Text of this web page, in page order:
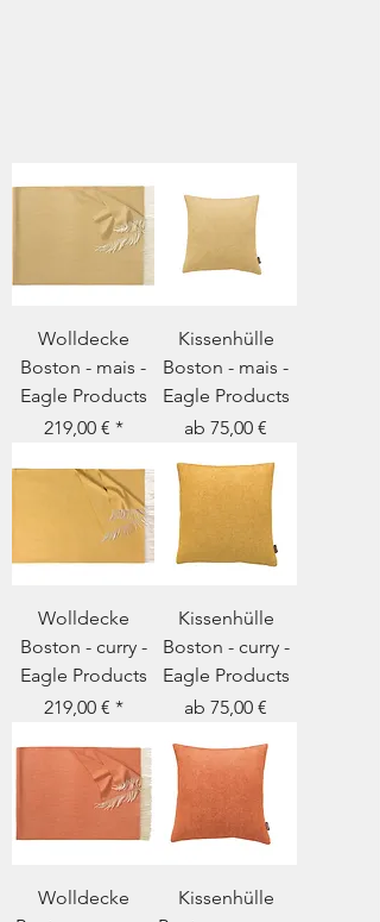
Wolldecke
Boston - mais -
Eagle Products
Preis
219,00 €
Kissenhülle
Boston - mais -
Eagle Products
ab 75,00 €
Sale-Preis
Wolldecke
Boston - curry -
Eagle Products
Preis
219,00 €
Kissenhülle
Boston - curry -
Eagle Products
ab 75,00 €
Sale-Preis
Wolldecke
Kissenhülle